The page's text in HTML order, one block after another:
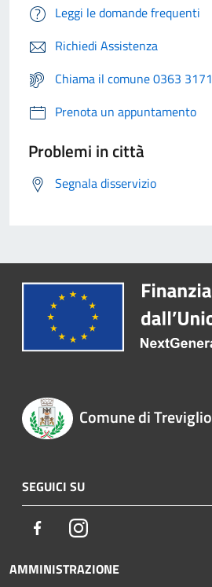
Leggi le domande frequenti
Richiedi Assistenza
Chiama il comune 0363 3171
Prenota un appuntamento
Problemi in città
Segnala disservizio
Comune di Treviglio
SEGUICI SU
FacebookInstagram
AMMINISTRAZIONE